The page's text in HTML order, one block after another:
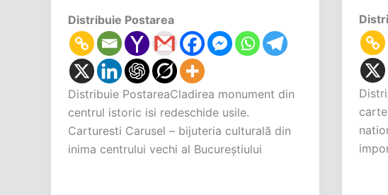
Distribuie Postarea
Distribuie PostareaCladirea monument din
centrul istoric isi redeschide usile.
Carturesti Carusel – bijuteria culturală din
inima centrului vechi al Bucureștiului